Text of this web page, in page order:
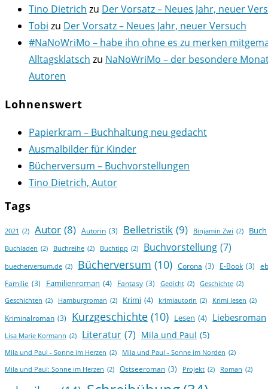
Tino Dietrich zu Der Vorsatz – Neues Jahr, neuer
Tobi zu Der Vorsatz – Neues Jahr, neuer Versuch
#NaNoWriMo – habe ihn ohne es zu merken
Alltagsklatsch zu NaNoWriMo – der besondere
Autoren
Lohnenswert
Papierkram – Buchhaltung neu gedacht
Ausmalbilder für Kinder
Bücherversum – Buchvorstellungen
Tino Dietrich, Autor
Tags
2021 (2) Autor (8) Autorin (3) Belletristik (9) Binjamin Zwi (2) Buch
Buchladen (2) Buchreihe (2) Buchtipp (2) Buchvorstellung (7)
buecherversum.de (2) Bücherversum (10) Corona (3) E-Book (3)
Familie (3) Familienroman (4) Fantasy (3) Gedicht (2) Geschichte (2)
Geschichten (2) Hamburgroman (2) Krimi (4) krimiautorin (2) Krimi lesen (2)
Kriminalroman (3) Kurzgeschichte (10) Lesen (4) Liebesroman
Lisa Marie Kormann (2) Literatur (7) Mila und Paul (5)
Mila und Paul - Sonne im Herzen (2) Mila und Paul - Sonne im Norden (2)
Mila und Paul: Sonne im Herzen (2) Ostseeroman (3) Projekt (2) Roman (2)